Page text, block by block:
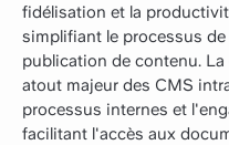
fidélisation et la
simplifiant le processus
publication de contenu.
atout majeur des CMS
processus internes et
facilitant l'accès aux